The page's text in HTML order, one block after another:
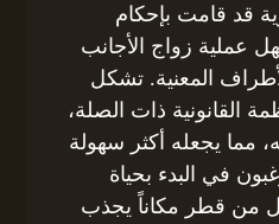
قد قامت بإحكام
عملية زواج الأجانب
المعنية. تشكل
القانونية ذات الصلة،
مما يجعله أكثر سهولة
في البدء بحياة
من قطر مكاناً يجذب